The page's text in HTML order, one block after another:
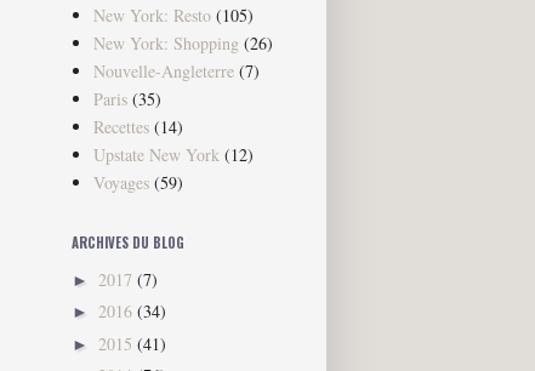
New York: Resto (105)
New York: Shopping (26)
Nouvelle-Angleterre (7)
Paris (35)
Recettes (14)
Upstate New York (12)
Voyages (59)
ARCHIVES DU BLOG
► 2017 (7)
► 2016 (34)
► 2015 (41)